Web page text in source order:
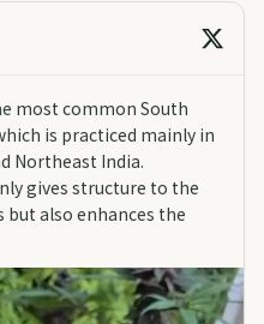
most common South
is practiced mainly in
Northeast India.
gives structure to the
but also enhances the